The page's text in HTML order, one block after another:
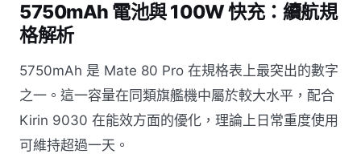
5750mAh 電池與 100W 快充：續航規
格解析
5750mAh 是 Mate 80 Pro 在規格表上最突出的數字
之一。這一容量在同類旗艦機中屬於較大水平，配合
Kirin 9030 在能效方面的優化，理論上日常重度使用
可維持超過一天。